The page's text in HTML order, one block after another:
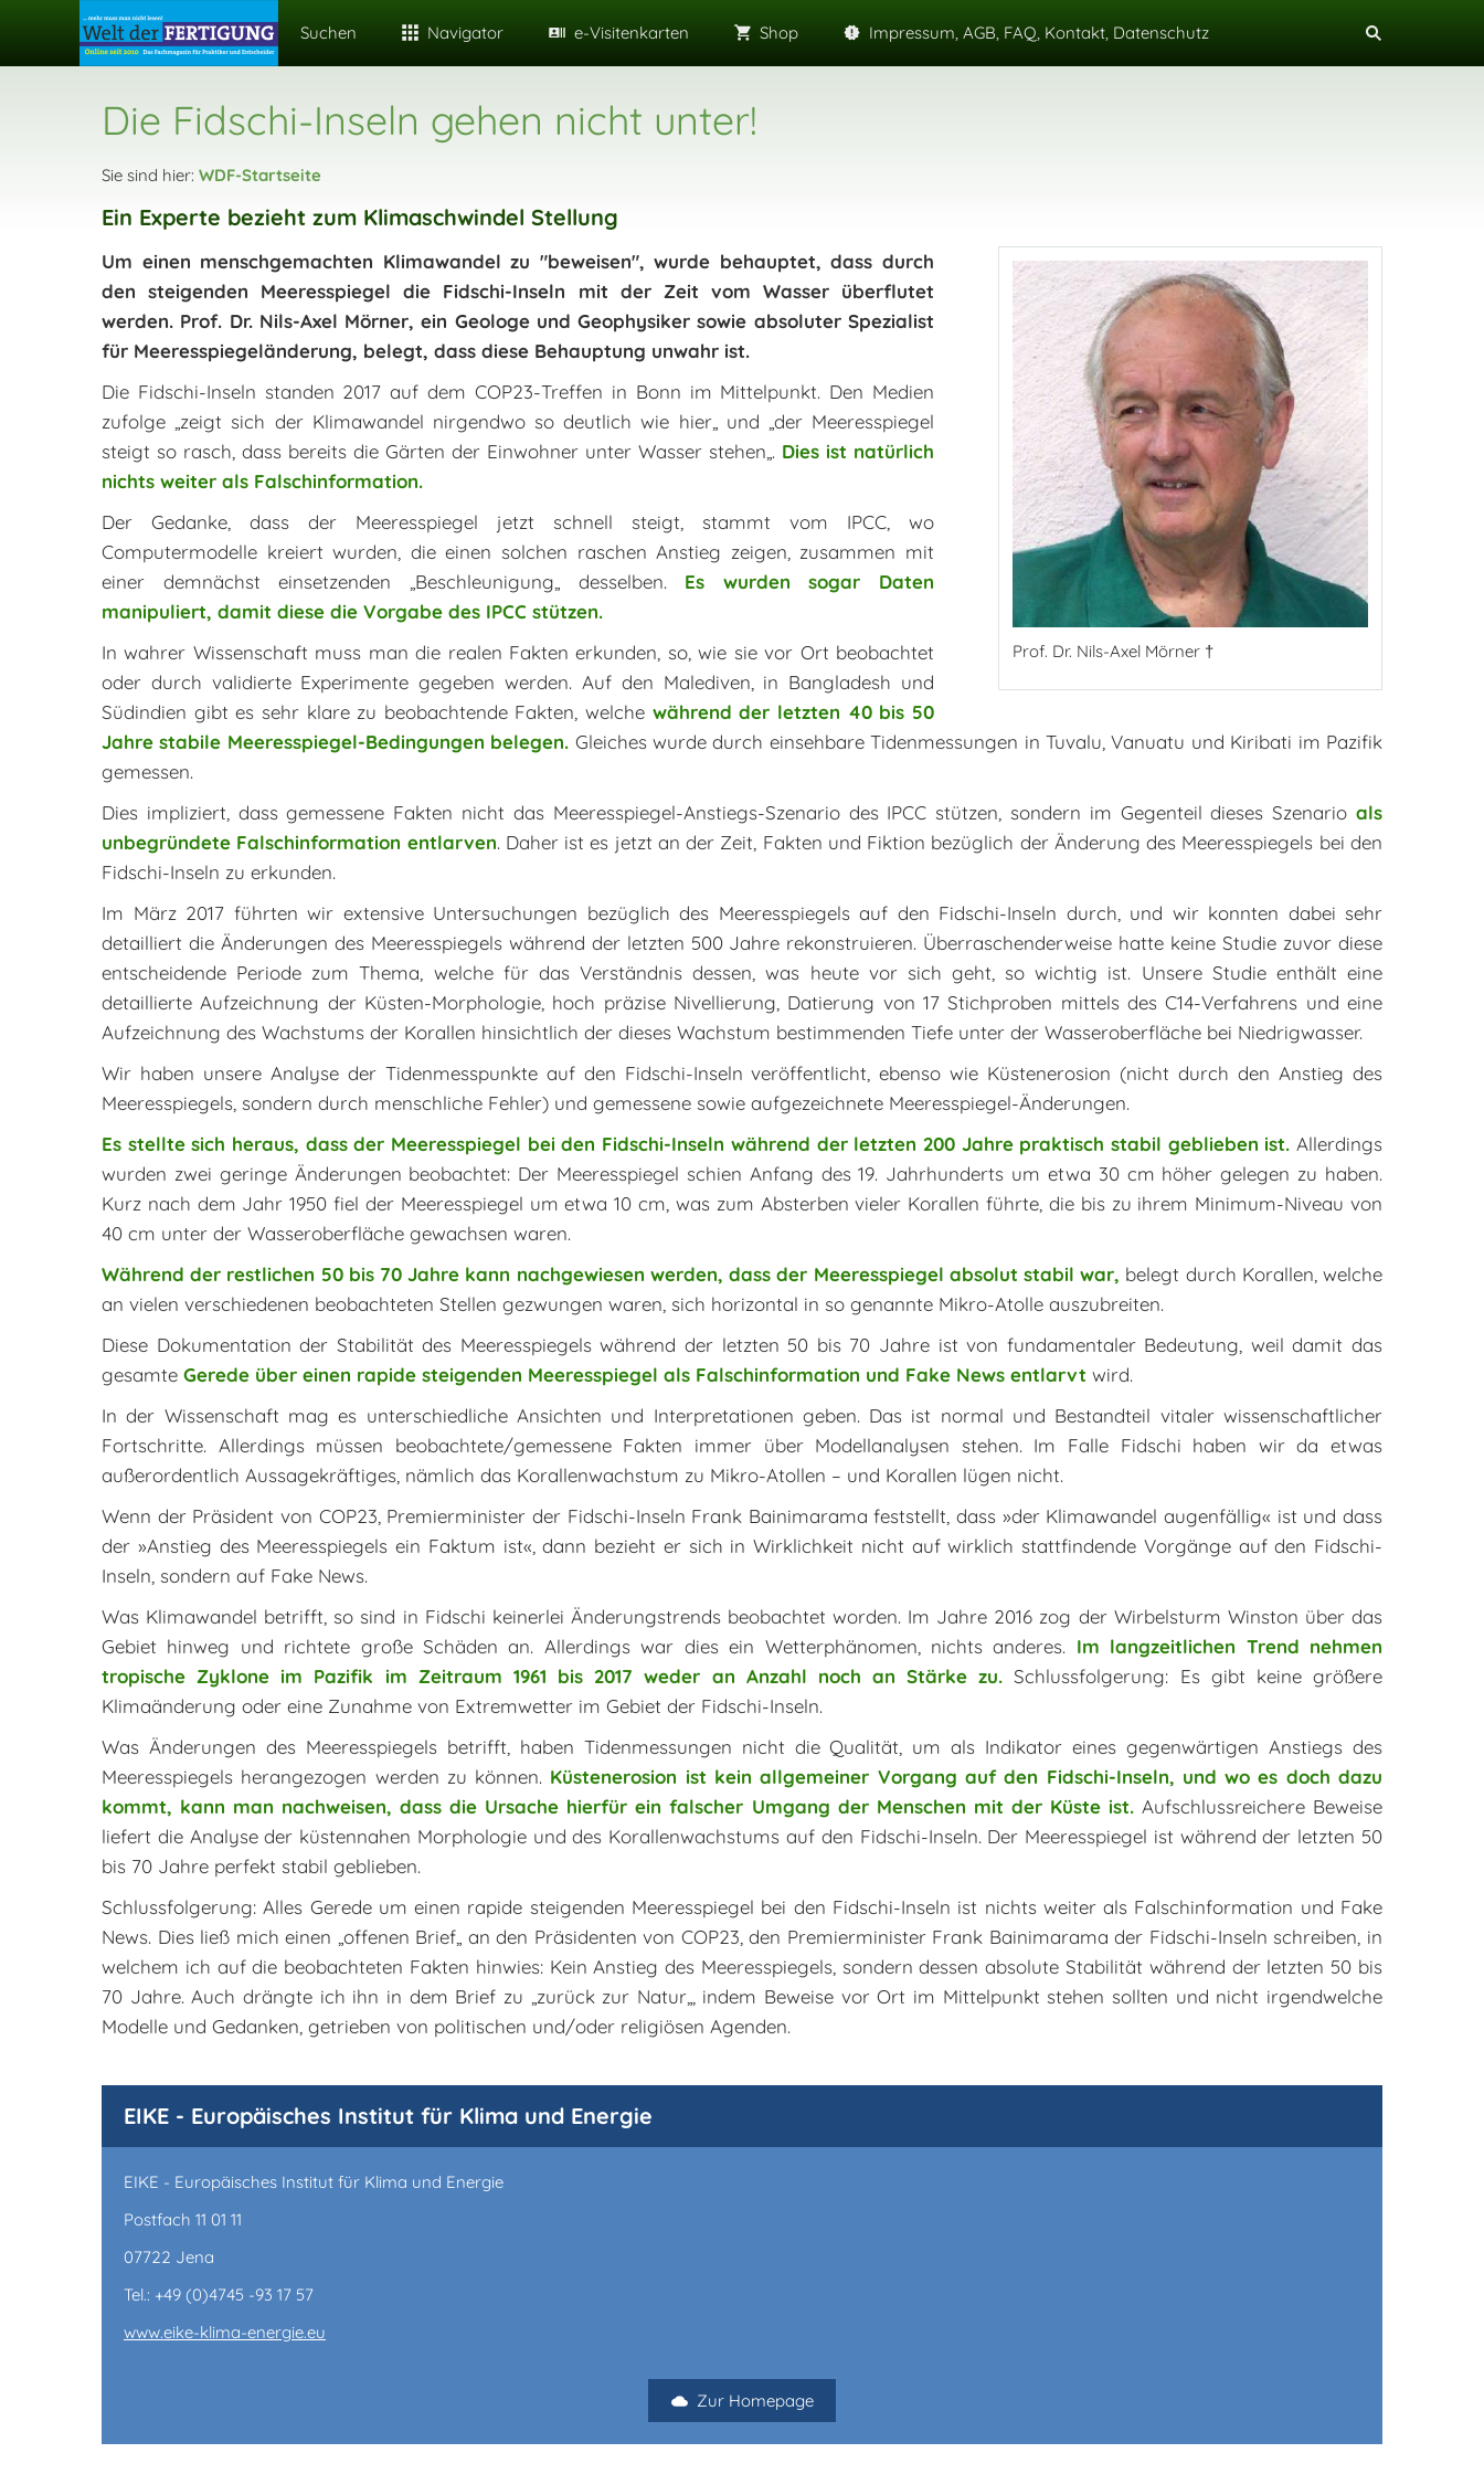
Suchen Navigator e-Visitenkarten Shop Impressum, AGB, FAQ, Kontakt, Datenschutz
Die Fidschi-Inseln gehen nicht unter!
Sie sind hier: WDF-Startseite
Ein Experte bezieht zum Klimaschwindel Stellung
Prof. Dr. Nils-Axel Mörner †
Um einen menschgemachten Klimawandel zu "beweisen", wurde behauptet, dass durch
den steigenden Meeresspiegel die Fidschi-Inseln mit der Zeit vom Wasser überflutet
werden. Prof. Dr. Nils-Axel Mörner, ein Geologe und Geophysiker sowie absoluter Spezialist
für Meeresspiegeländerung, belegt, dass diese Behauptung unwahr ist.
Die Fidschi-Inseln standen 2017 auf dem COP23-Treffen in Bonn im Mittelpunkt. Den Medien
zufolge „zeigt sich der Klimawandel nirgendwo so deutlich wie hier„ und „der Meeresspiegel
steigt so rasch, dass bereits die Gärten der Einwohner unter Wasser stehen„. Dies ist natürlich
nichts weiter als Falschinformation.
Der Gedanke, dass der Meeresspiegel jetzt schnell steigt, stammt vom IPCC, wo
Computermodelle kreiert wurden, die einen solchen raschen Anstieg zeigen, zusammen mit
einer demnächst einsetzenden „Beschleunigung„ desselben. Es wurden sogar Daten
manipuliert, damit diese die Vorgabe des IPCC stützen.
In wahrer Wissenschaft muss man die realen Fakten erkunden, so, wie sie vor Ort beobachtet
oder durch validierte Experimente gegeben werden. Auf den Malediven, in Bangladesh und
Südindien gibt es sehr klare zu beobachtende Fakten, welche während der letzten 40 bis 50
Jahre stabile Meeresspiegel-Bedingungen belegen. Gleiches wurde durch einsehbare Tidenmessungen in Tuvalu, Vanuatu und Kiribati im Pazifik
gemessen.
Dies impliziert, dass gemessene Fakten nicht das Meeresspiegel-Anstiegs-Szenario des IPCC stützen, sondern im Gegenteil dieses Szenario als
unbegründete Falschinformation entlarven. Daher ist es jetzt an der Zeit, Fakten und Fiktion bezüglich der Änderung des Meeresspiegels bei den
Fidschi-Inseln zu erkunden.
Im März 2017 führten wir extensive Untersuchungen bezüglich des Meeresspiegels auf den Fidschi-Inseln durch, und wir konnten dabei sehr
detailliert die Änderungen des Meeresspiegels während der letzten 500 Jahre rekonstruieren. Überraschenderweise hatte keine Studie zuvor diese
entscheidende Periode zum Thema, welche für das Verständnis dessen, was heute vor sich geht, so wichtig ist. Unsere Studie enthält eine
detaillierte Aufzeichnung der Küsten-Morphologie, hoch präzise Nivellierung, Datierung von 17 Stichproben mittels des C14-Verfahrens und eine
Aufzeichnung des Wachstums der Korallen hinsichtlich der dieses Wachstum bestimmenden Tiefe unter der Wasseroberfläche bei Niedrigwasser.
Wir haben unsere Analyse der Tidenmesspunkte auf den Fidschi-Inseln veröffentlicht, ebenso wie Küstenerosion (nicht durch den Anstieg des
Meeresspiegels, sondern durch menschliche Fehler) und gemessene sowie aufgezeichnete Meeresspiegel-Änderungen.
Es stellte sich heraus, dass der Meeresspiegel bei den Fidschi-Inseln während der letzten 200 Jahre praktisch stabil geblieben ist. Allerdings
wurden zwei geringe Änderungen beobachtet: Der Meeresspiegel schien Anfang des 19. Jahrhunderts um etwa 30 cm höher gelegen zu haben.
Kurz nach dem Jahr 1950 fiel der Meeresspiegel um etwa 10 cm, was zum Absterben vieler Korallen führte, die bis zu ihrem Minimum-Niveau von
40 cm unter der Wasseroberfläche gewachsen waren.
Während der restlichen 50 bis 70 Jahre kann nachgewiesen werden, dass der Meeresspiegel absolut stabil war, belegt durch Korallen, welche
an vielen verschiedenen beobachteten Stellen gezwungen waren, sich horizontal in so genannte Mikro-Atolle auszubreiten.
Diese Dokumentation der Stabilität des Meeresspiegels während der letzten 50 bis 70 Jahre ist von fundamentaler Bedeutung, weil damit das
gesamte Gerede über einen rapide steigenden Meeresspiegel als Falschinformation und Fake News entlarvt wird.
In der Wissenschaft mag es unterschiedliche Ansichten und Interpretationen geben. Das ist normal und Bestandteil vitaler wissenschaftlicher
Fortschritte. Allerdings müssen beobachtete/gemessene Fakten immer über Modellanalysen stehen. Im Falle Fidschi haben wir da etwas
außerordentlich Aussagekräftiges, nämlich das Korallenwachstum zu Mikro-Atollen – und Korallen lügen nicht.
Wenn der Präsident von COP23, Premierminister der Fidschi-Inseln Frank Bainimarama feststellt, dass »der Klimawandel augenfällig« ist und dass
der »Anstieg des Meeresspiegels ein Faktum ist«, dann bezieht er sich in Wirklichkeit nicht auf wirklich stattfindende Vorgänge auf den Fidschi-
Inseln, sondern auf Fake News.
Was Klimawandel betrifft, so sind in Fidschi keinerlei Änderungstrends beobachtet worden. Im Jahre 2016 zog der Wirbelsturm Winston über das
Gebiet hinweg und richtete große Schäden an. Allerdings war dies ein Wetterphänomen, nichts anderes. Im langzeitlichen Trend nehmen
tropische Zyklone im Pazifik im Zeitraum 1961 bis 2017 weder an Anzahl noch an Stärke zu. Schlussfolgerung: Es gibt keine größere
Klimaänderung oder eine Zunahme von Extremwetter im Gebiet der Fidschi-Inseln.
Was Änderungen des Meeresspiegels betrifft, haben Tidenmessungen nicht die Qualität, um als Indikator eines gegenwärtigen Anstiegs des
Meeresspiegels herangezogen werden zu können. Küstenerosion ist kein allgemeiner Vorgang auf den Fidschi-Inseln, und wo es doch dazu
kommt, kann man nachweisen, dass die Ursache hierfür ein falscher Umgang der Menschen mit der Küste ist.Aufschlussreichere Beweise
liefert die Analyse der küstennahen Morphologie und des Korallenwachstums auf den Fidschi-Inseln. Der Meeresspiegel ist während der letzten 50
bis 70 Jahre perfekt stabil geblieben.
Schlussfolgerung: Alles Gerede um einen rapide steigenden Meeresspiegel bei den Fidschi-Inseln ist nichts weiter als Falschinformation und Fake
News. Dies ließ mich einen „offenen Brief„ an den Präsidenten von COP23, den Premierminister Frank Bainimarama der Fidschi-Inseln schreiben, in
welchem ich auf die beobachteten Fakten hinwies: Kein Anstieg des Meeresspiegels, sondern dessen absolute Stabilität während der letzten 50 bis
70 Jahre. Auch drängte ich ihn in dem Brief zu „zurück zur Natur„, indem Beweise vor Ort im Mittelpunkt stehen sollten und nicht irgendwelche
Modelle und Gedanken, getrieben von politischen und/oder religiösen Agenden.
EIKE - Europäisches Institut für Klima und Energie
EIKE - Europäisches Institut für Klima und Energie
Postfach 11 01 11
07722 Jena
Tel.: +49 (0)4745 -93 17 57
www.eike-klima-energie.eu
Zur Homepage